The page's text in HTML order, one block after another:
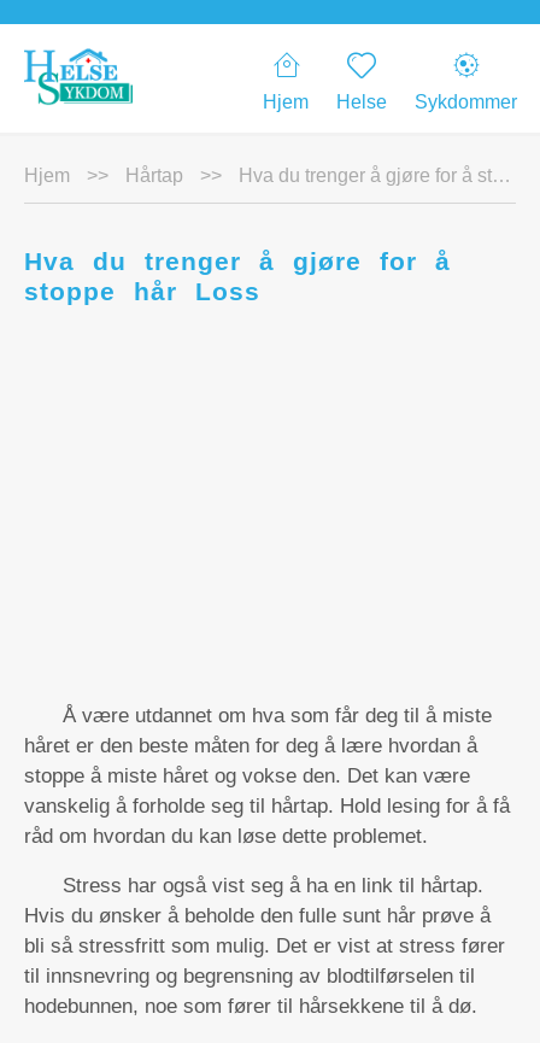
Hjem Helse Sykdommer
Hjem >> Hårtap >> Hva du trenger å gjøre for å stoppe hår Loss
Hva du trenger å gjøre for å
stoppe hår Loss
Å være utdannet om hva som får deg til å miste
håret er den beste måten for deg å lære hvordan å
stoppe å miste håret og vokse den. Det kan være
vanskelig å forholde seg til hårtap. Hold lesing for å få
råd om hvordan du kan løse dette problemet.
Stress har også vist seg å ha en link til hårtap.
Hvis du ønsker å beholde den fulle sunt hår prøve å
bli så stressfritt som mulig. Det er vist at stress fører
til innsnevring og begrensning av blodtilførselen til
hodebunnen, noe som fører til hårsekkene til å dø.